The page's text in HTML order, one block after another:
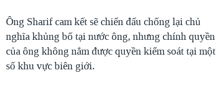
Ông Sharif cam kết sẽ chiến đấu chống lại chủ
nghĩa khủng bố tại nước ông, nhưng chính quyền
của ông không nắm được quyền kiểm soát tại một
số khu vực biên giới.